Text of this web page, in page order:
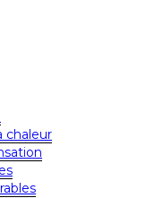
chaleur